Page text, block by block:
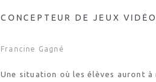
CONCEPTEUR DE JEUX VIDÉO
Francine Gagné
Une situation où les élèves auront à